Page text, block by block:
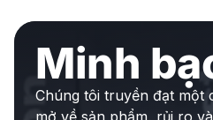
Minh
Chúng tôi truyền đạt một
mở về sản phẩm, rủi ro